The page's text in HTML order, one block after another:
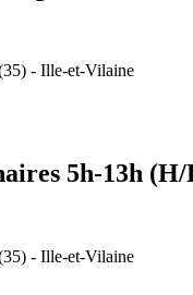
- Ille-et-Vilaine
5h-13h (H/
- Ille-et-Vilaine